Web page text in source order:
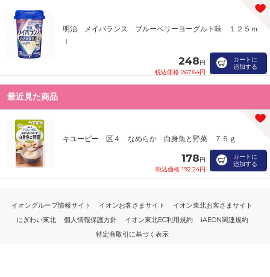
明治 メイバランス ブルーベリーヨーグルト味 １２５ｍ
ｌ
248円
税込価格 267.84円
カートに
追加する
最近見た商品
キユーピー 区４ なめらか 白身魚と野菜 ７５ｇ
178円
税込価格 192.24円
カートに
追加する
イオングループ情報サイト イオンお客さまサイト
イオン東北お客さまサイト
にぎわい東北
個人情報保護方針 イオン東北EC利用規約
iAEON関連規約
特定商取引に基づく表示